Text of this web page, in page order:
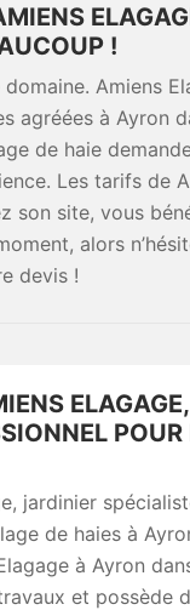
!
Amiens
agréées à Ayron
de haie
Les tarifs de
son site, vous
alors
devis !
jardinier
de haies à
à Ayron
et possède